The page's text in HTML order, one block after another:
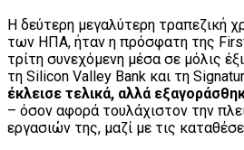
Η δεύτερη μεγαλύτερη τραπεζική
των ΗΠΑ, ήταν η πρόσφατη της
τρίτη συνεχόμενη μέσα σε μόλις
τη Silicon Valley Bank και τη
έκλεισε τελικά, αλλά
– όσον αφορά τουλάχιστον την
εργασιών της, μαζί με τις